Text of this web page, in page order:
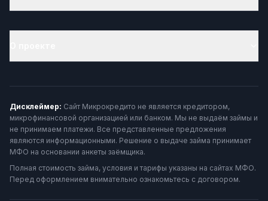
Дисклеймер: Сайт Микрокредито не является кредитором,
микрофинансовой организацией или банком. Мы не выдаём займы и
не принимаем платежи. Все представленные предложения
являются информационными. Решение о выдаче займа принимает
МФО на основании анкеты заёмщика.
Полная стоимость займа, условия и тарифы указаны на сайтах МФО.
Перед оформлением внимательно ознакомьтесь с договором.